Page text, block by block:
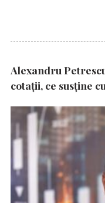
Alexandru
cotații, ce susține